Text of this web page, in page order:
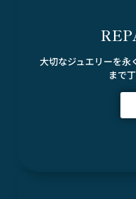
大切なジュエリーを永
まで